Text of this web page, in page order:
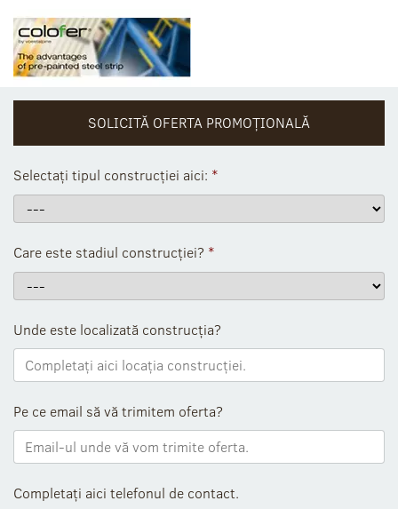
SOLICITĂ OFERTA PROMOȚIONALĂ
Selectați tipul construcției aici: *
Care este stadiul construcției? *
Unde este localizată construcția?
Pe ce email să vă trimitem oferta?
Completați aici telefonul de contact.